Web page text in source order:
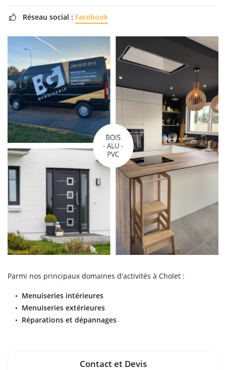
 Réseau social : Facebook
Parmi nos principaux domaines d'activités à Cholet :
Menuiseries intérieures
Menuiseries extérieures
Réparations et dépannages
Contact et Devis